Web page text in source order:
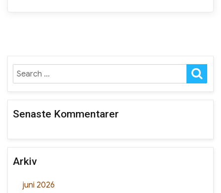
Search
for:
Senaste Kommentarer
Arkiv
juni 2026